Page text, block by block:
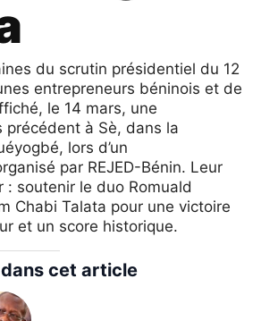
du scrutin présidentiel du 12
entrepreneurs béninois et de
le 14 mars, une
précédent à Sè, dans la
lors d’un
par REJED-Bénin. Leur
: soutenir le duo Romuald
Chabi Talata pour une victoire
et un score historique.
cet article